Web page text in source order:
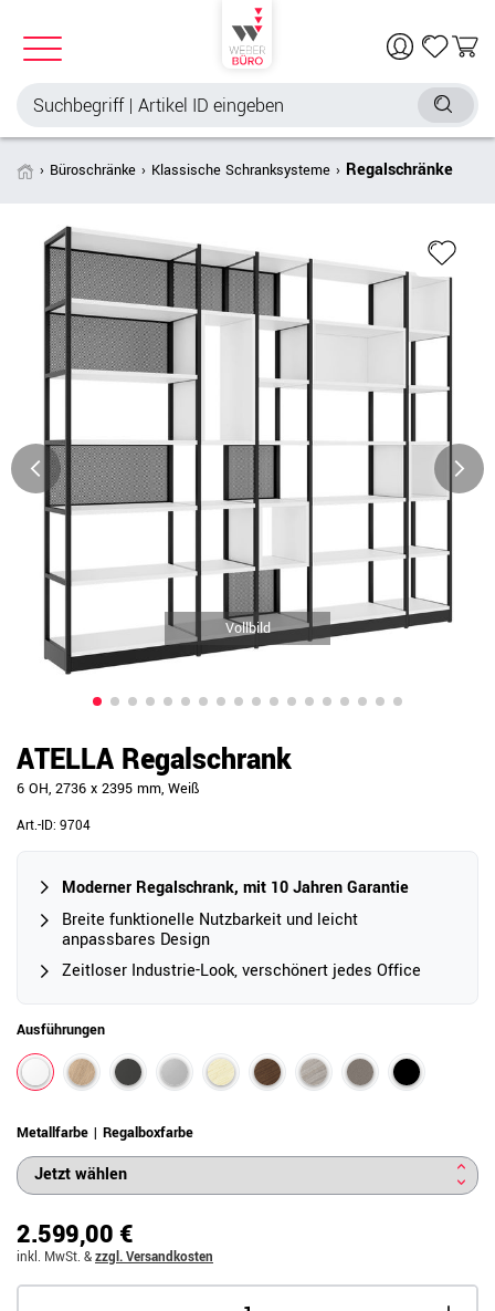
Büroschränke Klassische Schranksysteme Regalschränke
Vollbild
ATELLA Regalschrank
6 OH, 2736 x 2395 mm, Weiß
Art.-ID: 9704
Moderner Regalschrank, mit 10 Jahren Garantie
Breite funktionelle Nutzbarkeit und leicht
anpassbares Design
Zeitloser Industrie-Look, verschönert jedes Office
Ausführungen
Metallfarbe | Regalboxfarbe
2.599,00 €
inkl. MwSt. &zzgl. Versandkosten